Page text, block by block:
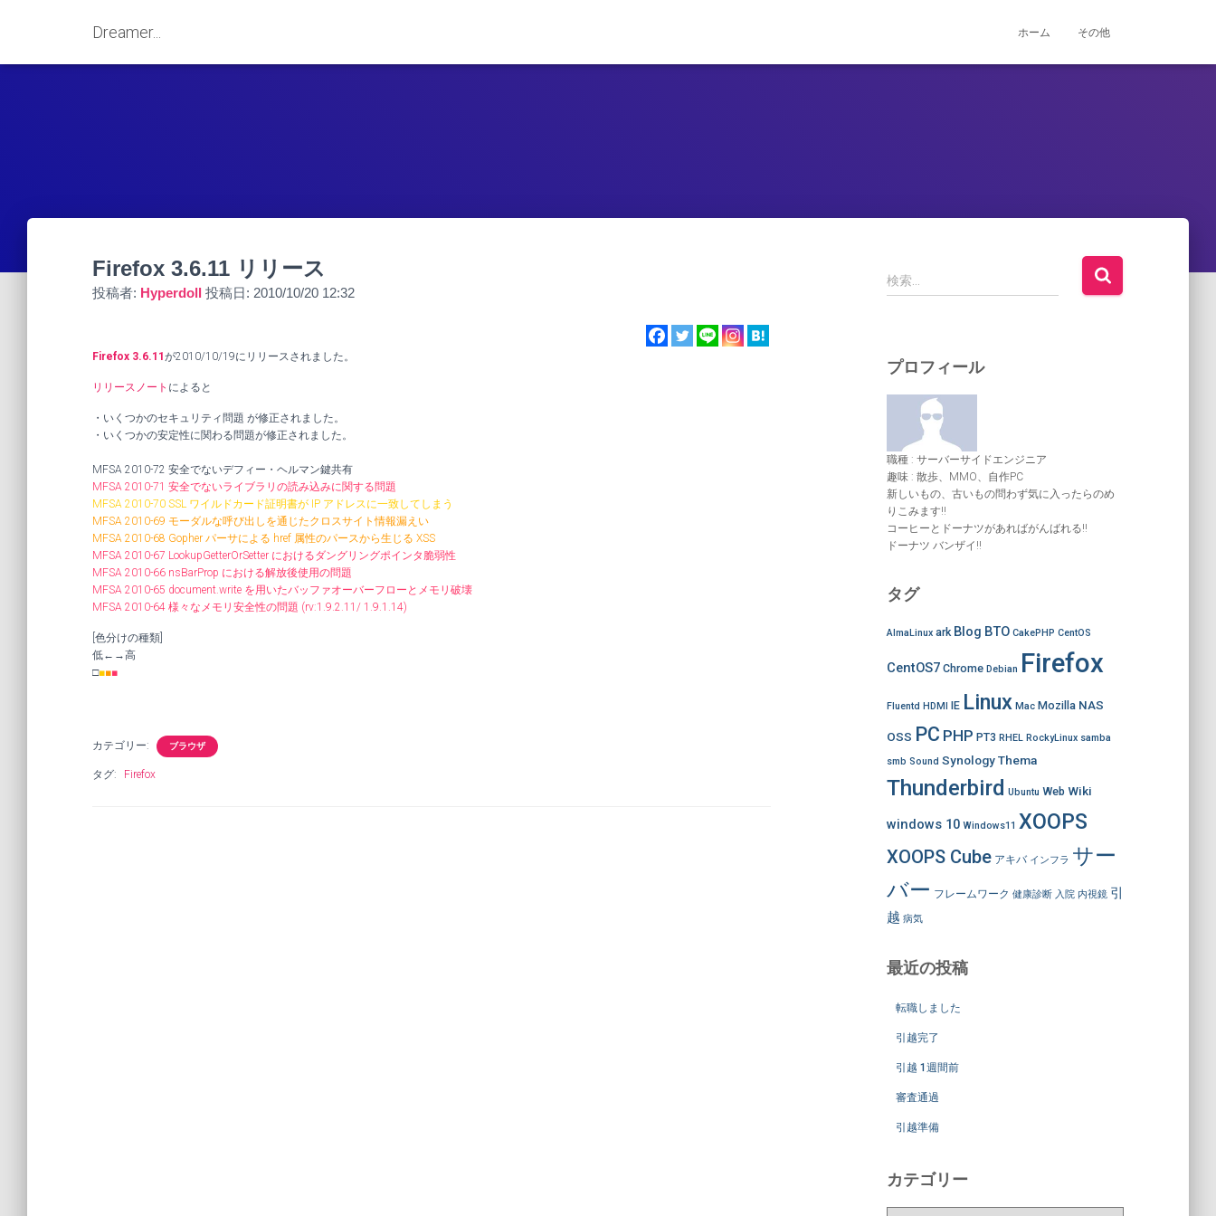
Dreamer... ホーム その他
Firefox 3.6.11 リリース
投稿者: Hyperdoll 投稿日: 2010/10/20 12:32
Firefox 3.6.11 が2010/10/19にリリースされました。
リリースノート によると
・いくつかのセキュリティ問題 が修正されました。
・いくつかの安定性に関わる問題が修正されました。
MFSA 2010-72 安全でないデフィー・ヘルマン鍵共有
MFSA 2010-71 安全でないライブラリの読み込みに関する問題
MFSA 2010-70 SSL ワイルドカード証明書が IP アドレスに一致してしまう
MFSA 2010-69 モーダルな呼び出しを通じたクロスサイト情報漏えい
MFSA 2010-68 Gopher パーサによる href 属性のパースから生じる XSS
MFSA 2010-67 LookupGetterOrSetter におけるダングリングポインタ脆弱性
MFSA 2010-66 nsBarProp における解放後使用の問題
MFSA 2010-65 document.write を用いたバッファオーバーフローとメモリ破壊
MFSA 2010-64 様々なメモリ安全性の問題 (rv:1.9.2.11/ 1.9.1.14)
[色分けの種類]
低←→高
□■■■
カテゴリー: ブラウザ
タグ: Firefox
検
索
検索…
プロフィール
職種 : サーバーサイドエンジニア
趣味 : 散歩、MMO、自作PC
新しいもの、古いもの問わず気に入ったらのめ
りこみます!!
コーヒーとドーナツがあればがんばれる!!
ドーナツ バンザイ!!
タグ
AlmaLinux ark Blog BTO CakePHP CentOS
CentOS7 Chrome Debian Firefox
Fluentd HDMI IE Linux Mac Mozilla NAS
OSS PC PHP PT3 RHEL RockyLinux samba
smb Sound Synology Thema
Thunderbird Ubuntu Web Wiki
windows 10 Windows11 XOOPS
XOOPS Cube アキバ インフラ サー
バー フレームワーク 健康診断 入院 内視鏡 引
越 病気
最近の投稿
転職しました
引越完了
引越 1週間前
審査通過
引越準備
カテゴリー